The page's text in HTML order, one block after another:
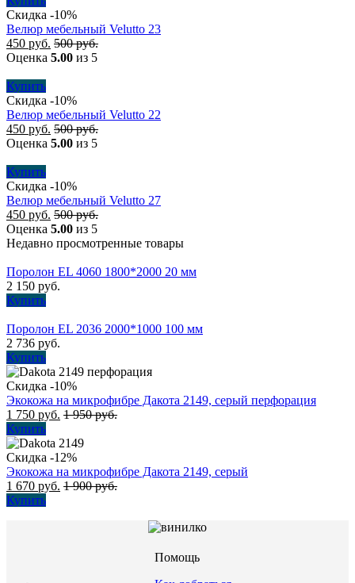
Скидка -10%
Велюр мебельный Velutto 23
450 руб. 500руб.
Оценка 5.00 из 5
Купить
Скидка -10%
Велюр мебельный Velutto 22
450 руб. 500руб.
Оценка 5.00 из 5
Купить
Скидка -10%
Велюр мебельный Velutto 27
450 руб. 500руб.
Оценка 5.00 из 5
Недавно просмотренные товары
Поролон EL 4060 1800*2000 20 мм
2 150 руб.
Купить
Поролон EL 2036 2000*1000 100 мм
2 736 руб.
Купить
Скидка -10%
Экокожа на микрофибре Дакота 2149, серый перфорация
1 750 руб. 1 950руб.
Купить
Скидка -12%
Экокожа на микрофибре Дакота 2149, серый
1 670 руб. 1 900руб.
Купить
Помощь